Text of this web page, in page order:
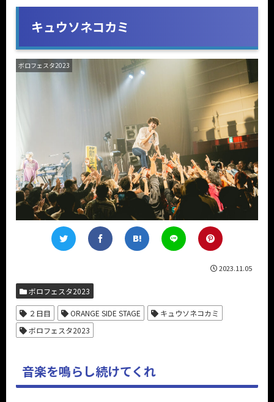
キュウソネコカミ
ボロフェスタ2023
2023.11.05
ボロフェスタ2023
２日目 ORANGE SIDE STAGE
キュウソネコカミ
ボロフェスタ2023
音楽を鳴らし続けてくれ